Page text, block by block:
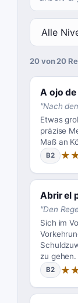
20 von 20
A ojo
"Nach
Etwas
präzise
Maß an
B2
Abrir el
"Den
Sich im
zu gehen.
B2